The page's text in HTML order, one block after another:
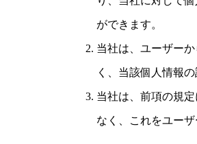
ができます。
当社は、ユーザー
く、当該個人情報
当社は、前項の規
なく、これをユーザ